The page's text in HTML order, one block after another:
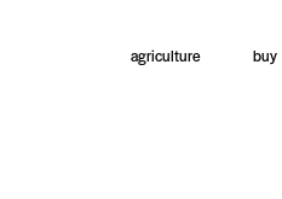
agriculture buy